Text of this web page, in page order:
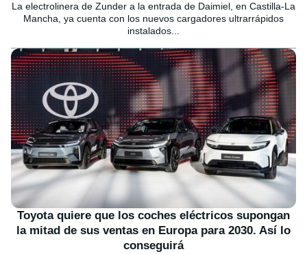
La electrolinera de Zunder a la entrada de Daimiel, en Castilla-La
Mancha, ya cuenta con los nuevos cargadores ultrarrápidos
instalados...
Toyota quiere que los coches eléctricos supongan
la mitad de sus ventas en Europa para 2030. Así lo
conseguirá